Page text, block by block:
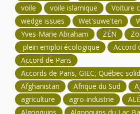
voile
voile islamique
Voiture
wedge issues
Wet'suwe'ten
Yves-Marie Abraham
ZÉN
plein emploi écologique
Accord
Accord de Paris
Accords de Paris, GIEC, Québec
Afghanistan
Afrique du Sud
agriculture
agro-industrie